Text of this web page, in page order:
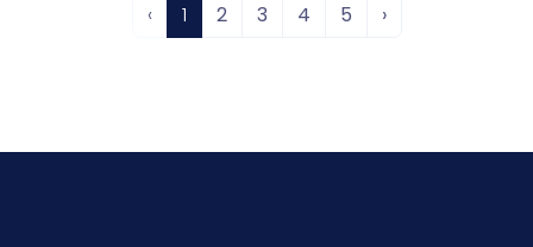
‹ 1 2 3 4 5 ›